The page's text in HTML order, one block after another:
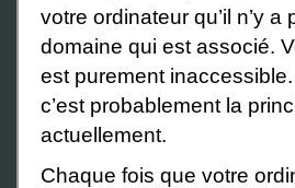
votre ordinateur qu’il n’y
domaine qui est associé.
est purement
c’est probablement la
actuellement.
Chaque fois que votre